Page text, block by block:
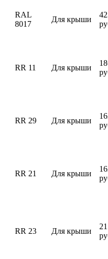
RAL
8017
Для крыши
RR 11 Для крыши
RR 29 Для крыши
RR 21 Для крыши
RR 23 Для крыши